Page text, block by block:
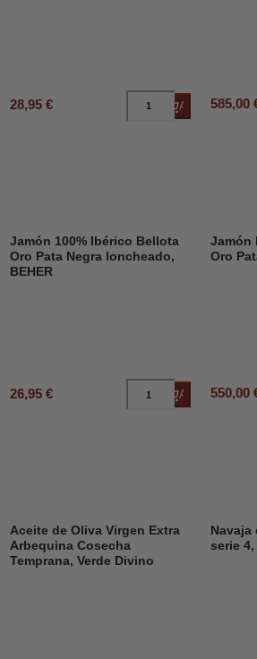
28,95 € Añadir al585,00
Jamón 100% Ibérico Bellota
Oro Pata Negra loncheado,
BEHER
26,95 € Añadir al
Jamón
Oro
550,00
DESCUENTO45%
Aceite de Oliva Virgen Extra
Arbequina Cosecha
Temprana, Verde Divino
Navaja
serie 4,